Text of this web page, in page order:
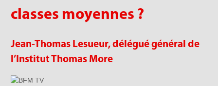
classes moyennes ?
Jean-Thomas Lesueur, délégué général de
l’Institut Thomas More